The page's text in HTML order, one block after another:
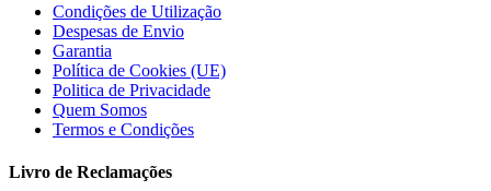
Condições de Utilização
Despesas de Envio
Garantia
Política de Cookies (UE)
Politica de Privacidade
Quem Somos
Termos e Condições
Livro de Reclamações